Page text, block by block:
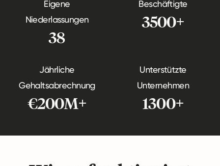
Eigene
Niederlassungen
38
Beschäftigte
3500+
Jährliche
Gehaltsabrechnung
€200M+
Unterstützte
Unternehmen
1300+